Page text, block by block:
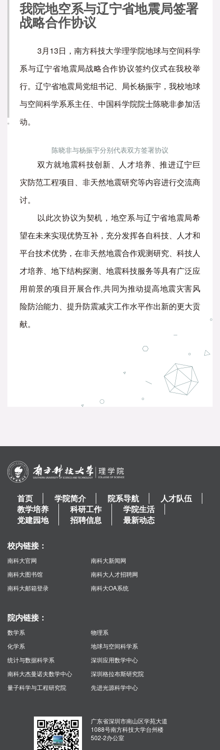
我院地空系与辽宁省地震局签署
战略合作协议
3月13日，南方科技大学理学院地球与空间科学
系与辽宁省地震局战略合作协议签约仪式在我校举
行。辽宁省地震局党组书记、局长杨振宇，我校地球
与空间科学系系主任、中国科学院院士陈晓非参加活
动。
陈晓非与杨振宇分别代表双方签署协议
双方就地震科技创新、人才培养、推进辽宁巨
灾防范工程项目、非天然地震研究等内容进行交流商
讨。
以此次协议为契机，地空系与辽宁省地震局希
望在未来实现优势互补，充分发挥各自科技、人才和
平台技术优势，在非天然地震合作观测研究、科技人
才培养、地下结构探测、地震科技服务等具有广泛应
用前景的项目开展合作,共同为推动提高地震灾害风
险防治能力、提升防震减灾工作水平作出新的更大贡
献。
首页 学院简介 院系导航
人才队伍
教学培养
科研工作
学院生活
党建园地
招聘信息 最新动态
校内链接：
南科大官网
南科大新闻网
南科大图书馆
南科大人才招聘网
南科大邮箱登录
南科大OA系统
院内链接：
数学系
物理系
化学系
地球与空间科学系
统计与数据科学系
深圳应用数学中心
南科大杰曼诺夫数学中心
深圳格拉布斯研究院
量子科学与工程研究院
先进光源科学中心
广东省深圳市南山区学苑大道
1088号南方科技大学台州楼
502-2办公室